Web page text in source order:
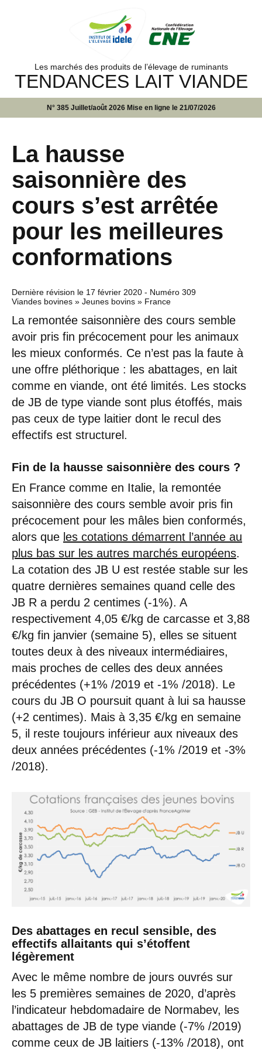
Les marchés des produits de l’élevage de ruminants
TENDANCES LAIT VIANDE
N° 385 Juillet/août 2026 Mise en ligne le 21/07/2026
La hausse
saisonnière des
cours s’est arrêtée
pour les meilleures
conformations
Dernière révision le 17 février 2020 - Numéro 309
Viandes bovines » Jeunes bovins » France
La remontée saisonnière des cours semble
avoir pris fin précocement pour les animaux
les mieux conformés. Ce n’est pas la faute à
une offre pléthorique : les abattages, en lait
comme en viande, ont été limités. Les stocks
de JB de type viande sont plus étoffés, mais
pas ceux de type laitier dont le recul des
effectifs est structurel.
Fin de la hausse saisonnière des cours ?
En France comme en Italie, la remontée
saisonnière des cours semble avoir pris fin
précocement pour les mâles bien conformés,
alors que les cotations démarrent l’année au
plus bas sur les autres marchés européens.
La cotation des JB U est restée stable sur les
quatre dernières semaines quand celle des
JB R a perdu 2 centimes (-1%). A
respectivement 4,05 €/kg de carcasse et 3,88
€/kg fin janvier (semaine 5), elles se situent
toutes deux à des niveaux intermédiaires,
mais proches de celles des deux années
précédentes (+1% /2019 et -1% /2018). Le
cours du JB O poursuit quant à lui sa hausse
(+2 centimes). Mais à 3,35 €/kg en semaine
5, il reste toujours inférieur aux niveaux des
deux années précédentes (-1% /2019 et -3%
/2018).
Des abattages en recul sensible, des
effectifs allaitants qui s’étoffent
légèrement
Avec le même nombre de jours ouvrés sur
les 5 premières semaines de 2020, d’après
l’indicateur hebdomadaire de Normabev, les
abattages de JB de type viande (-7% /2019)
comme ceux de JB laitiers (-13% /2018), ont